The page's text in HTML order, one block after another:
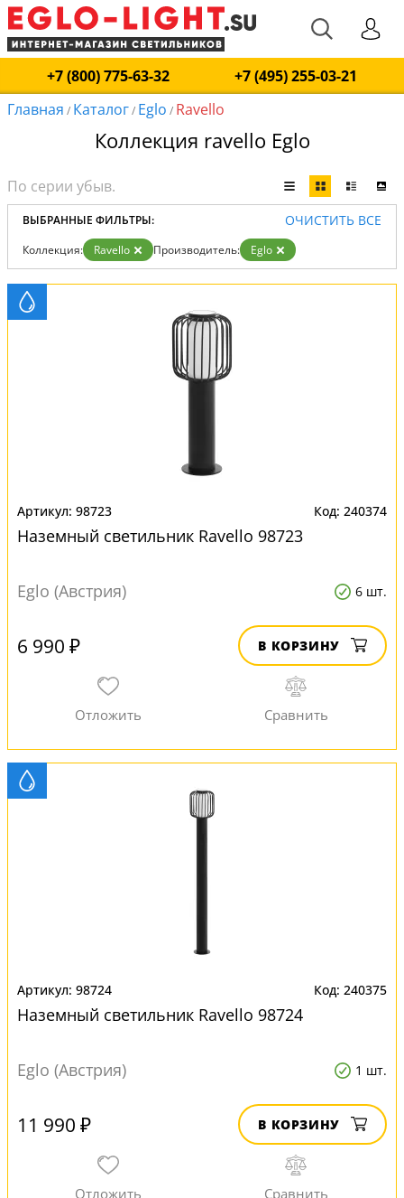
+7 (800) 775-63-32
+7 (495) 255-03-21
Главная / Каталог/ Eglo / Ravello
Коллекция ravello Eglo
ВЫБРАННЫЕ ФИЛЬТРЫ: ОЧИСТИТЬ ВСЕ
Коллекция: Ravello Производитель: Eglo
98723 240374
Наземный светильник Ravello 98723
Eglo (Австрия) 6 шт.
6 990 ₽ В КОРЗИНУ
98724 240375
Наземный светильник Ravello 98724
Eglo (Австрия) 1 шт.
11 990 ₽ В КОРЗИНУ